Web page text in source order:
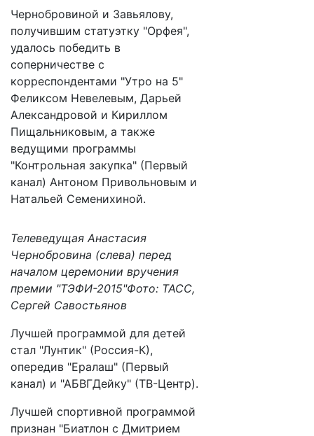
Чернобровиной и Завьялову,
получившим статуэтку "Орфея",
удалось победить в
соперничестве с
корреспондентами "Утро на 5"
Феликсом Невелевым, Дарьей
Александровой и Кириллом
Пищальниковым, а также
ведущими программы
"Контрольная закупка" (Первый
канал) Антоном Привольновым и
Натальей Семенихиной.
Телеведущая Анастасия
Чернобровина (слева) перед
началом церемонии вручения
премии "ТЭФИ-2015"Фото: ТАСС,
Сергей Савостьянов
Лучшей программой для детей
стал "Лунтик" (Россия-К),
опередив "Ералаш" (Первый
канал) и "АБВГДейку" (ТВ-Центр).
Лучшей спортивной программой
признан "Биатлон с Дмитрием